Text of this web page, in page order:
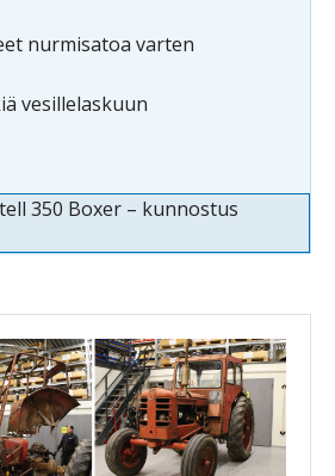
nurmisatoa varten
vesillelaskuun
350 Boxer – kunnostus